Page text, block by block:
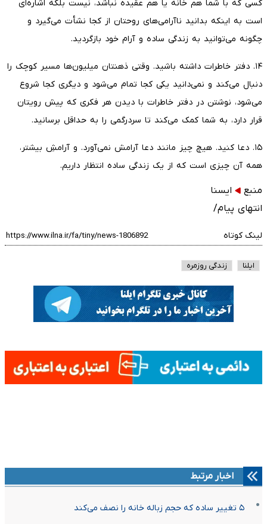
کسی که با شما هم خانه یا هم عقیده نباشد، نیست بلکه اشاره‌ای
است به اینکه بدانید ناآرامی‌های روحتان از کجا نشأت می‌گیرد و
چگونه می‌توانید به زندگی ساده و آرام خود بازگردید.
۱۴. دفتر خاطرات داشته باشید. وقتی ذهنتان میلیون‌ها مسیر کوچک را
دنبال می‌کند و نمی‌دانید یکی کجا تمام می‌شود و دیگری کجا شروع
می‌شود، نوشتن در دفتر خاطرات با دیدن هر فکری که پیش رویتان
قرار دارد، به شما کمک می‌کند تا سردرگمی را به حداقل برسانید.
۱۵. دعا کنید. هیچ چیز مانند دعا آرامش نمی‌آورد. و آرامشِ بیشتر،
همه آن چیزی است که از یک زندگی ساده انتظار داریم.
منبع
ايسنا
انتهای پیام/
لینک کوتاه
ایلنا زندگی روزمره
اخبار مرتبط
۵ تغییر ساده که حجم زباله خانه را نصف می‌کند